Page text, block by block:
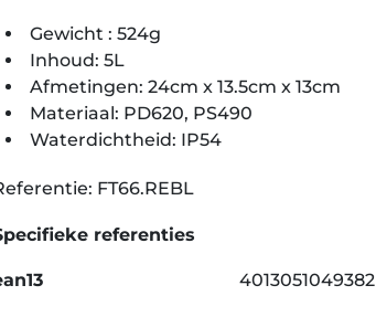
Gewicht : 524g
Inhoud: 5L
Afmetingen: 24cm x 13.5cm x 13cm
Materiaal: PD620, PS490
Waterdichtheid: IP54
FT66.REBL
referenties
4013051049382